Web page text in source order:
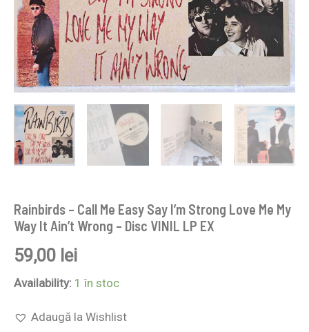
Rainbirds – Call Me Easy Say I’m Strong Love Me My
Way It Ain’t Wrong – Disc VINIL LP EX
59,00 lei
Availability: 1 în stoc
Adaugă la Wishlist
Ain't
Wrong
Disc
VINIL
LP
EX